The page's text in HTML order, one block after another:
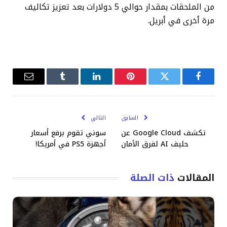
من الملحقات بمقدار حوالي 5 دولارات بعد تعزيز تكاليف
مرة أخرى في أبريل.
فيسبوكتويتر بينتيريستلينكدإن Tumblrالبريد
السابق
تكشف Google Cloud عن
حليف AI لفرق الأمان
التالي
سوني تقوم برفع أسعار
أجهزة PS5 في أمريكا!
المقالات ذات الصلة